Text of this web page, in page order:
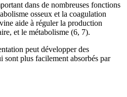
dans de nombreuses fonctions
osseux et la coagulation
aide à réguler la production
et le métabolisme (6, 7).
peut développer des
sont plus facilement absorbés par